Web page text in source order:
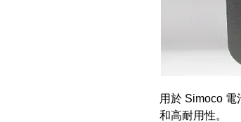
用於 Simoco
和高耐用性。